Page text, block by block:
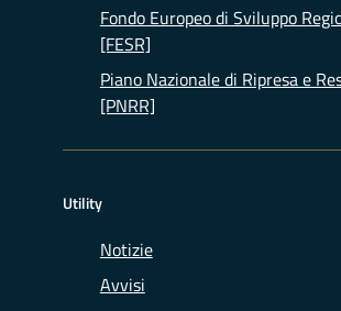
Fondo Europeo di Sviluppo
[FESR]
Piano Nazionale di Ripresa e
[PNRR]
Utility
Notizie
Avvisi